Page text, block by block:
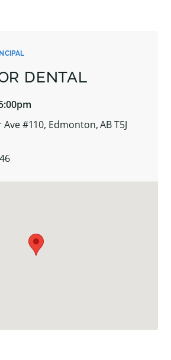
DENTAL
Ave #110, Edmonton, AB T5J